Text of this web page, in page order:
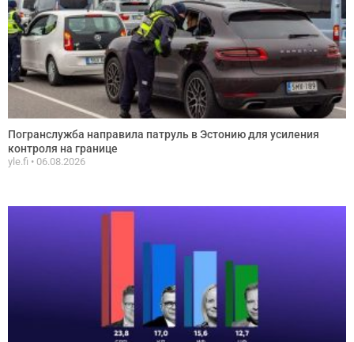
Погранслужба направила патруль в Эстонию для усиления
контроля на границе
yle.fi 06.08.2026